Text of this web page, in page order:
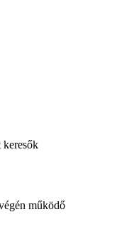
keresők
működő